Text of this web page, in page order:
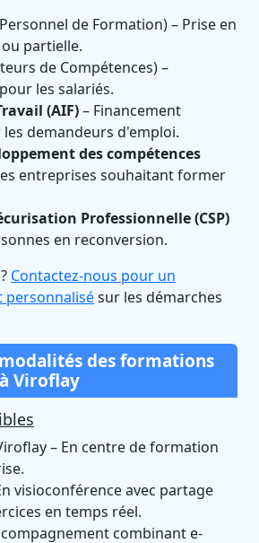
de Formation) – Prise en
partielle.
de Compétences) –
les salariés.
(AIF)– Financement
demandeurs d'emploi.
des compétences
entreprises souhaitant former
Professionnelle (CSP)
en reconversion.
Contactez-nous pour un
personnalisésur les démarches
des formations
Viroflay
– En centre de formation
visioconférence avec partage
en temps réel.
combinant e-